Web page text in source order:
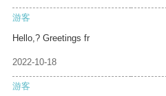
游客
Hello,? Greetings fr
2022-10-18
游客